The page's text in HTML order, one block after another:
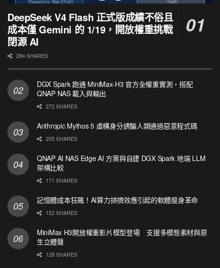
DeepSeek V4 Flash 正式版成績不俗且
成本僅 Gemini 的 1/19，開放權重挑戰
閉源 AI
284 SHARES
DGX Spark 跑通 MiniMax-H3 官方全權重實測，搭配
QNAP NAS 載入與輸出
272 SHARES
Anthropic Mythos 5 虛構身分誘騙人類通過惡意程式碼
205 SHARES
QNAP AI NAS Edge AI 方案與自建 DGX Spark 地端 LLM
架構比較
171 SHARES
記憶體成本狂飆！AI算力排擠效應引起的軟體瘦身革命
152 SHARES
MiniMax H3開放權重影片模型登場 支援多模態素材與原
生立體聲
128 SHARES